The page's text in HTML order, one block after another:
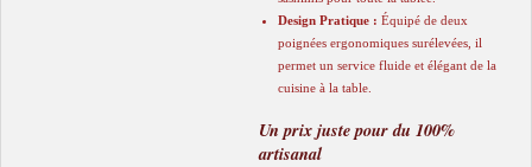
Design Pratique : Équipé de deux
poignées ergonomiques surélevées, il
permet un service fluide et élégant de la
cuisine à la table.
​Un prix juste pour du 100%
artisanal